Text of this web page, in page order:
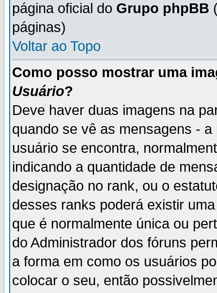
página oficial do Grupo phpBB
páginas)
Voltar ao Topo
Como posso mostrar uma
Usuário?
Deve haver duas imagens na
quando se vê as mensagens -
usuário se encontra,
indicando a quantidade de
designação no rank, ou o
desses ranks poderá existir
que é normalmente única ou
do Administrador dos fóruns
a forma em como os usuários
colocar o seu, então